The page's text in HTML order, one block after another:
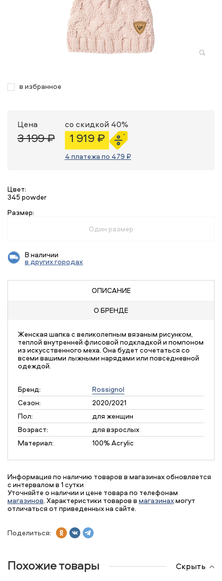
в избранное
Цена
3 199 ₽
со скидкой 40%
1 919 ₽
4 платежа по 479 ₽
Цвет:
345 powder
Размер:
Один размер
В наличии
в других городах
ОПИСАНИЕ
О БРЕНДЕ
Женская шапка с великолепным вязаным рисунком,
теплой внутренней флисовой подкладкой и помпоном
из искусственного меха. Она будет сочетаться со
всеми вашими лыжными нарядами или повседневной
одеждой.
Бренд:
Rossignol
Сезон:
2020/2021
Пол:
для женщин
Возраст:
для взрослых
Материал:
100% Acrylic
Информация по наличию товаров в магазинах обновляется
с интервалом в 1 сутки
Уточняйте о наличии и цене товара по телефонам
магазинов. Характеристики товаров в магазинахмогут
отличаться от приведенных на сайте.
Поделиться:
Похожие товары Скрыть